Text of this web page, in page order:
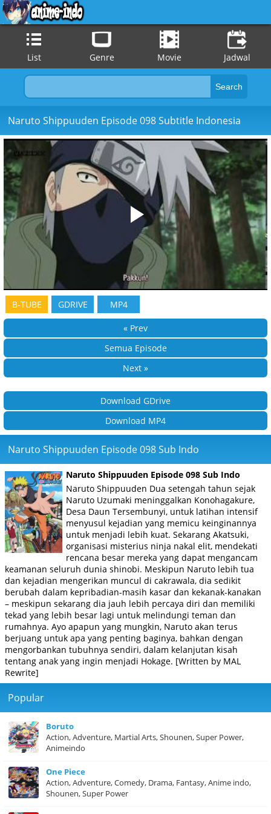
List Genre Movie Jadwal
Naruto Shippuuden Episode 098 Subtitle Indonesia
B-TUBE GDRIVE MP4
« Prev
Semua Episode
Next »
Download GDrive
Download MP4
Naruto Shippuuden Episode 098 Sub Indo
Naruto Shippuuden Episode 098 Sub Indo
Naruto Shippuuden Dua setengah tahun sejak
Naruto Uzumaki meninggalkan Konohagakure,
Desa Daun Tersembunyi, untuk latihan intensif
menyusul kejadian yang memicu keinginannya
untuk menjadi lebih kuat. Sekarang Akatsuki,
organisasi misterius ninja nakal elit, mendekati
rencana besar mereka yang dapat mengancam
keamanan seluruh dunia shinobi. Meskipun Naruto lebih tua
dan kejadian mengerikan muncul di cakrawala, dia sedikit
berubah dalam kepribadian-masih kasar dan kekanak-kanakan
– meskipun sekarang dia jauh lebih percaya diri dan memiliki
tekad yang lebih besar lagi untuk melindungi teman dan
rumahnya. Ayo apapun yang mungkin, Naruto akan terus
berjuang untuk apa yang penting baginya, bahkan dengan
mengorbankan tubuhnya sendiri, dalam kelanjutan kisah
tentang anak yang ingin menjadi Hokage. [Written by MAL
Rewrite]
Popular
Boruto
Action, Adventure, Martial Arts, Shounen, Super Power,
Animeindo
One Piece
Action, Adventure, Comedy, Drama, Fantasy, Anime indo,
Shounen, Super Power